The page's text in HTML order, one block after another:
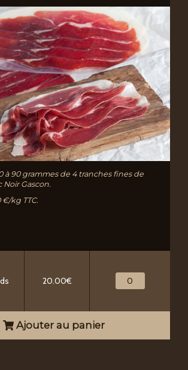
à 90 grammes de 4 tranches fines de
Gascon.
€/kg TTC.
20.00€
Ajouter au panier